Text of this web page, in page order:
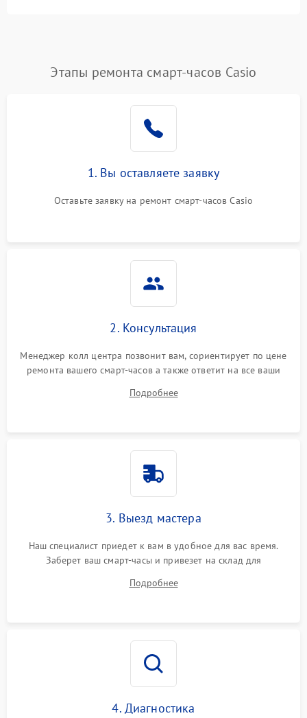
Этапы ремонта смарт-часов Casio
1. Вы оставляете заявку
Оставьте заявку на ремонт смарт-часов Casio
2. Консультация
Менеджер колл центра позвонит вам, сориентирует по цене
ремонта вашего смарт-часов а также ответит на все ваши
Подробнее
3. Выезд мастера
Наш специалист приедет к вам в удобное для вас время.
Заберет ваш смарт-часы и привезет на склад для
Подробнее
4. Диагностика